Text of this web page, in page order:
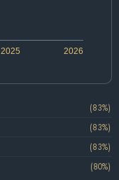
2026
2025
(83%)
(83%)
(83%)
(80%)